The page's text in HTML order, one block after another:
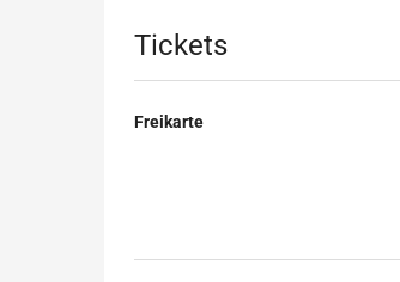
Produkte
Tickets
Freikarte